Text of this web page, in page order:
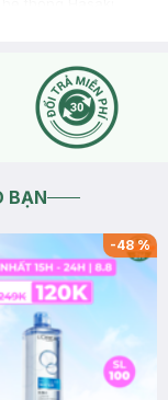
có thể đặt hàng
quét mã QR
BẠN
-48%